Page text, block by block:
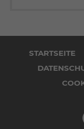
überspringen
STARTSEITE